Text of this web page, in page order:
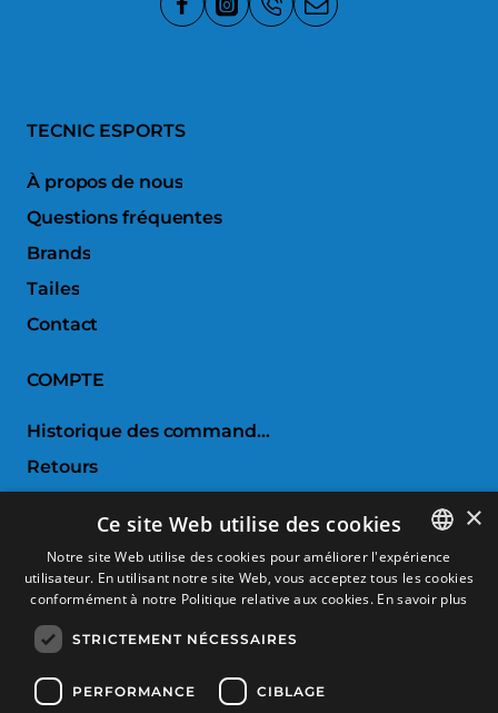
TECNIC ESPORTS
À propos de nous
Questions fréquentes
Brands
Tailes
Contact
COMPTE
Historique des commandes
Retours
Comparer les produits
SERVICE CLIENTS
Conditions d'achat
Retours et échanges
SPANISH
×
Ce site Web utilise des cookies
Notre site Web utilise des cookies pour améliorer l'expérience
utilisateur. En utilisant notre site Web, vous acceptez tous les cookies
conformément à notre Politique relative aux cookies. En savoir plus
STRICTEMENT NÉCESSAIRES
PERFORMANCE CIBLAGE